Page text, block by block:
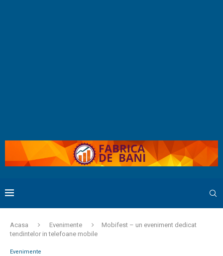
Acasa Evenimente
Mobifest – un eveniment dedicat
tendintelor in telefoane mobile
Evenimente